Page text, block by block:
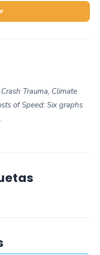
Trauma, Climate
of Speed: Six graphs